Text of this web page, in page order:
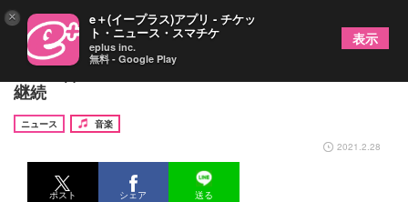
minus(-)が活動終了を発表、藤井麻輝の音楽活動は
継続
ニュース
音楽
2021.2.28
ポスト シェア 送る
× e＋(イープラス)アプリ - チケッ
ト・ニュース・スマチケ
eplus inc.
無料 - Google Play
表示